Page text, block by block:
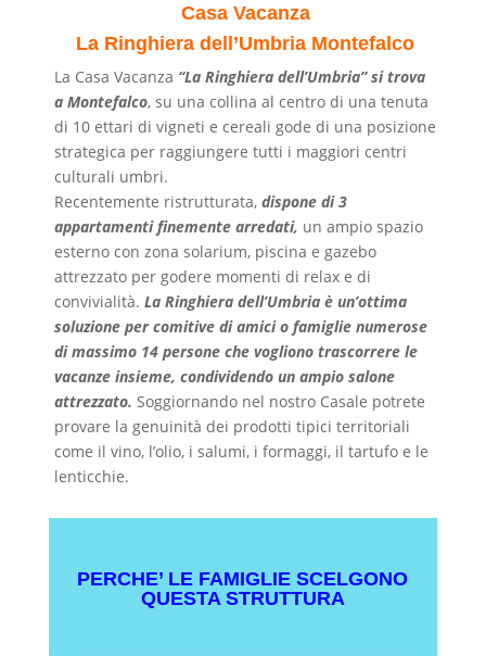
Casa Vacanza
La Ringhiera dell’Umbria Montefalco
La Casa Vacanza “La Ringhiera dell’Umbria” si trova
a Montefalco, su una collina al centro di una tenuta
di 10 ettari di vigneti e cereali gode di una posizione
strategica per raggiungere tutti i maggiori centri
culturali umbri.
Recentemente ristrutturata, dispone di 3
appartamenti finemente arredati, un ampio spazio
esterno con zona solarium, piscina e gazebo
attrezzato per godere momenti di relax e di
convivialità. La Ringhiera dell’Umbria è un’ottima
soluzione per comitive di amici o famiglie numerose
di massimo 14 persone che vogliono trascorrere le
vacanze insieme, condividendo un ampio salone
attrezzato. Soggiornando nel nostro Casale potrete
provare la genuinità dei prodotti tipici territoriali
come il vino, l’olio, i salumi, i formaggi, il tartufo e le
lenticchie.
PERCHE’ LE FAMIGLIE SCELGONO
QUESTA STRUTTURA